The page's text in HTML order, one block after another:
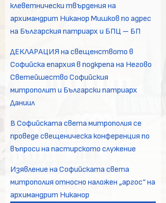
клеветнически твърдения на
архимандрит Никанор Мишков по адрес
на Българския патриарх и БПЦ – БП
ДЕКЛАРАЦИЯ на свещенството в
Софийска епархия в подкрепа на Негово
Светейшество Софийския
митрополит и Български патриарх
Даниил
В Софийската света митрополия се
проведе свещеническа конференция по
въпроси на пастирското служение
Изявление на Софийската света
митрополия относно наложен „аргос“ на
архимандрит Никанор